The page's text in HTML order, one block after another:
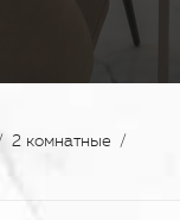
2 комнатные /